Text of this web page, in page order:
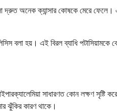
দ্রুত অনেক ক্যান্সার কোষকে মেরে
বলা হয়। এই বিরল ব্যাধি পটাসিয়ামকে
সাধারণত কোন লক্ষণ
ঝুঁকির কারণ থাকে।